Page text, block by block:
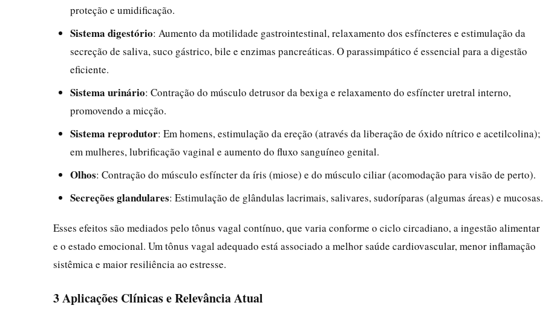
proteção e umidificação.
Sistema digestório: Aumento da motilidade gastrointestinal, relaxamento dos esfíncteres e estimulação da
secreção de saliva, suco gástrico, bile e enzimas pancreáticas. O parassimpático é essencial para a digestão
eficiente.
Sistema urinário: Contração do músculo detrusor da bexiga e relaxamento do esfíncter uretral interno,
promovendo a micção.
Sistema reprodutor: Em homens, estimulação da ereção (através da liberação de óxido nítrico e acetilcolina);
em mulheres, lubrificação vaginal e aumento do fluxo sanguíneo genital.
Olhos: Contração do músculo esfíncter da íris (miose) e do músculo ciliar (acomodação para visão de perto).
Secreções glandulares: Estimulação de glândulas lacrimais, salivares, sudoríparas (algumas áreas) e mucosas.
Esses efeitos são mediados pelo tônus vagal contínuo, que varia conforme o ciclo circadiano, a ingestão alimentar
e o estado emocional. Um tônus vagal adequado está associado a melhor saúde cardiovascular, menor inflamação
sistêmica e maior resiliência ao estresse.
3 Aplicações Clínicas e Relevância Atual